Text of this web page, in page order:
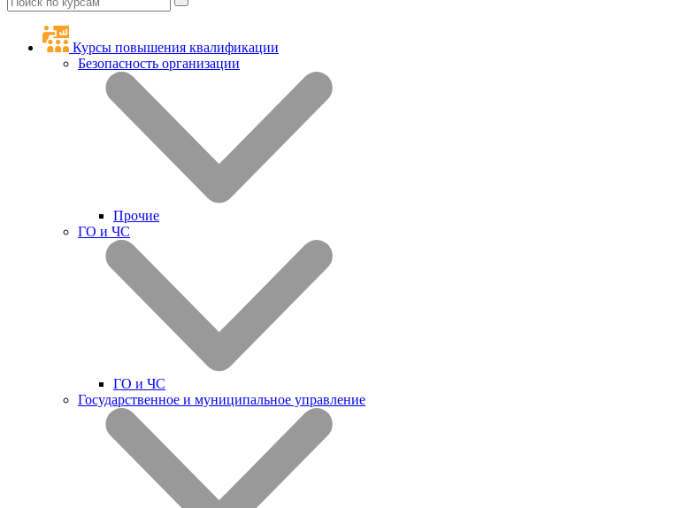
Курсы повышения квалификации
Безопасность организации
Прочие
ГО и ЧС
ГО и ЧС
Государственное и муниципальное управление